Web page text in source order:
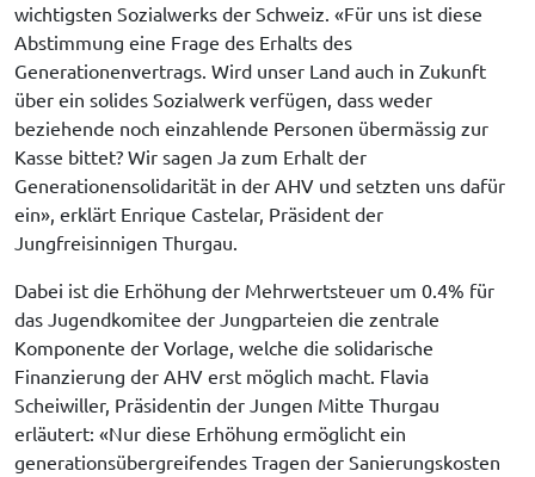
wichtigsten Sozialwerks der Schweiz. «Für uns ist diese
Abstimmung eine Frage des Erhalts des
Generationenvertrags. Wird unser Land auch in Zukunft
über ein solides Sozialwerk verfügen, dass weder
beziehende noch einzahlende Personen übermässig zur
Kasse bittet? Wir sagen Ja zum Erhalt der
Generationensolidarität in der AHV und setzten uns dafür
ein», erklärt Enrique Castelar, Präsident der
Jungfreisinnigen Thurgau.
Dabei ist die Erhöhung der Mehrwertsteuer um 0.4% für
das Jugendkomitee der Jungparteien die zentrale
Komponente der Vorlage, welche die solidarische
Finanzierung der AHV erst möglich macht. Flavia
Scheiwiller, Präsidentin der Jungen Mitte Thurgau
erläutert: «Nur diese Erhöhung ermöglicht ein
generationsübergreifendes Tragen der Sanierungskosten